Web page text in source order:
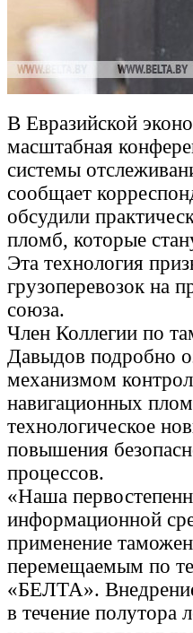
В Евразийской
масштабная
системы
сообщает
обсудили
пломб, которые
Эта технология
грузоперевозок на
союза.
Член Коллегии по
Давыдов подробно
механизмом
навигационных
технологическое
повышения
процессов.
«Наша
информационной
применение
перемещаемым по
«БЕЛТА».
в течение полутора